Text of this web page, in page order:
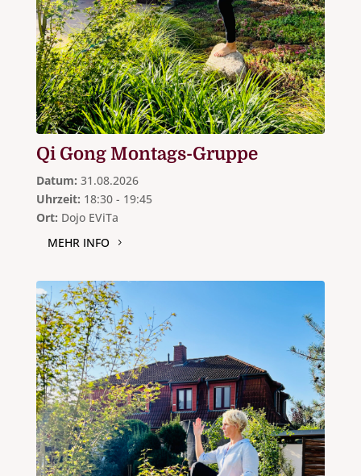
Qi Gong Montags-Gruppe
Datum: 31.08.2026
Uhrzeit: 18:30 - 19:45
Ort: Dojo EViTa
MEHR INFO